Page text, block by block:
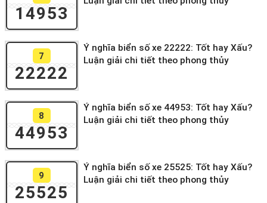
14953
7
22222
Ý nghĩa biển số xe 22222: Tốt hay Xấu?
Luận giải chi tiết theo phong thủy
8
44953
Ý nghĩa biển số xe 44953: Tốt hay Xấu?
Luận giải chi tiết theo phong thủy
9
25525
Ý nghĩa biển số xe 25525: Tốt hay Xấu?
Luận giải chi tiết theo phong thủy